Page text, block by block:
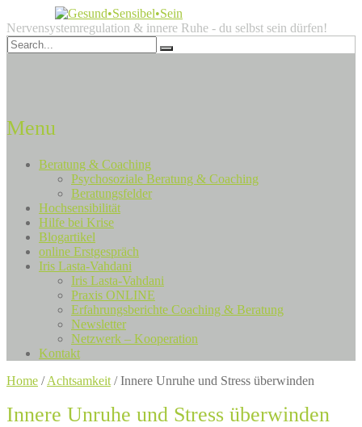
Nervensystemregulation & innere Ruhe - du selbst sein dürfen!
Menu
Beratung & Coaching
Psychosoziale Beratung & Coaching
Beratungsfelder
Hochsensibilität
Hilfe bei Krise
Blogartikel
online Erstgespräch
Iris Lasta-Vahdani
Iris Lasta-Vahdani
Praxis ONLINE
Erfahrungsberichte Coaching & Beratung
Newsletter
Netzwerk – Kooperation
Kontakt
Home /Achtsamkeit /Innere Unruhe und Stress überwinden
Innere Unruhe und Stress überwinden